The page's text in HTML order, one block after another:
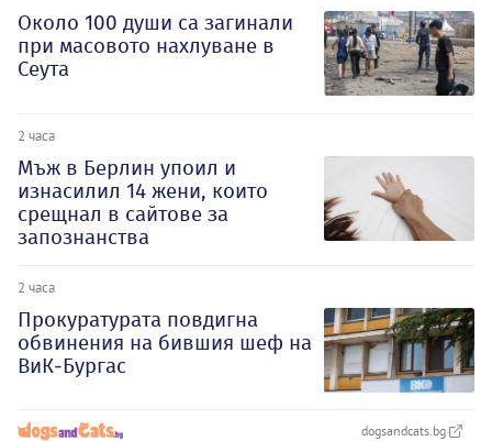
Около 100 души са загинали
при масовото нахлуване в
Сеута
2 часа
Мъж в Берлин упоил и
изнасилил 14 жени, които
срещнал в сайтове за
запознанства
2 часа
Прокуратурата повдигна
обвинения на бившия шеф на
ВиК-Бургас
dogsandcats.bg